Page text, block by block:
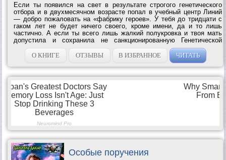
Если ты появился на свет в результате строгого генетического
отбора и в двухмесячном возрасте попал в учебный центр Линий
— добро пожаловать на «фабрику героев». У тебя до тридцати с
гаком лет не будет ничего своего, кроме имени, да и то лишь
частично. А если ты всего лишь жалкий полукровка и твоя мать
допустила и сохранила не санкционированную Генетической
службой беременность от безвестного чужака — то попробуй-ка,
докажи...О КНИГЕ ОТЗЫВЫ В ИЗБРАННОЕ ЧИТАТЬ
Особые поручения